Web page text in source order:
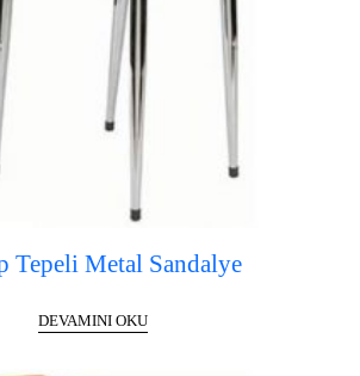
Tepeli Metal Sandalye
DEVAMINI OKU